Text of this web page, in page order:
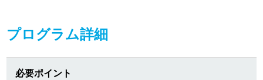
プログラム詳細
必要ポイント